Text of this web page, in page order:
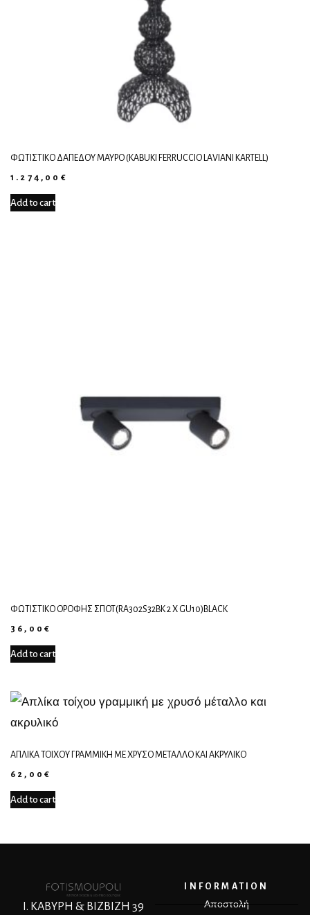
ΦΩΤΙΣΤΙΚΌ ΔΑΠΈΔΟΥ ΜΑΎΡΟ (KABUKI FERRUCCIO LAVIANI KARTELL)
1.274,00 €
Add to cart
ΦΩΤΙΣΤΙΚΌ ΟΡΟΦΉΣ ΣΠΟΤ(RA302S32BK 2 X GU10)BLACK
36,00 €
Add to cart
ΑΠΛΊΚΑ ΤΟΊΧΟΥ ΓΡΑΜΜΙΚΉ ΜΕ ΧΡΥΣΌ ΜΈΤΑΛΛΟ ΚΑΙ ΑΚΡΥΛΙΚΌ
62,00 €
Add to cart
Ι. ΚΑΒΥΡΗ & ΒΙΖΒΙΖΗ 39
INFORMATION
Αποστολή